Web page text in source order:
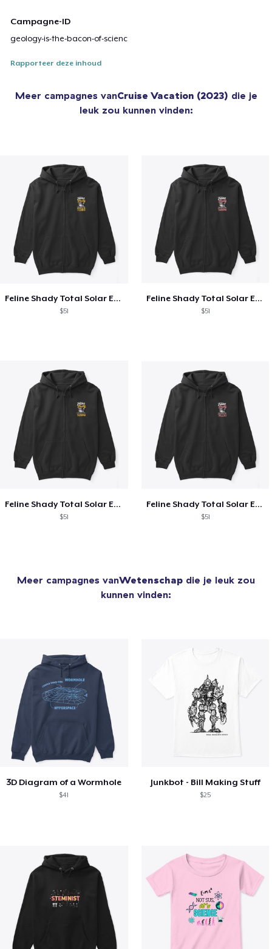
Campagne-ID
geology-is-the-bacon-of-scienc
Rapporteer deze inhoud
Meer campagnes vanCruise Vacation (2023) die je
leuk zou kunnen vinden:
Feline Shady Total Solar Eclipse Texas
$51
Feline Shady Total Solar Eclipse Tijuana
$51
Feline Shady Total Solar Eclipse Tijuana
$51
Feline Shady Total Solar Eclipse Toledo
$51
Meer campagnes vanWetenschap die je leuk zou
kunnen vinden:
3D Diagram of a Wormhole
$41
Junkbot - Bill Making Stuff
$25